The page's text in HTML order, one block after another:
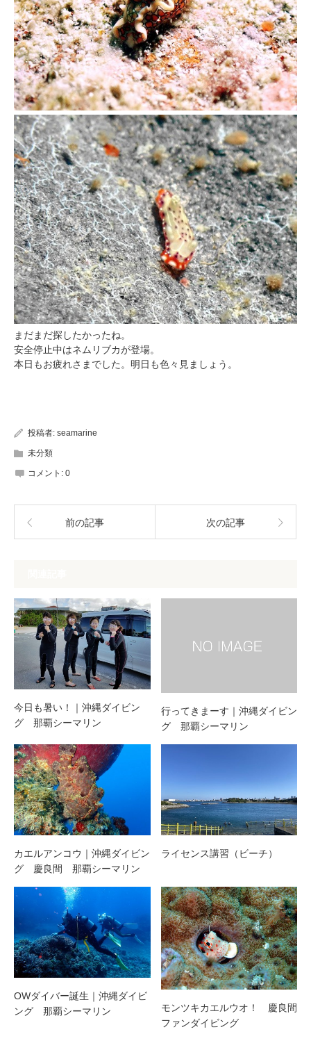
まだまだ探したかったね。
安全停止中はネムリブカが登場。
本日もお疲れさまでした。明日も色々見ましょう。
投稿者: seamarine
未分類
コメント: 0
前の記事 次の記事
今日も暑い！｜沖縄ダイビン
グ 那覇シーマリン
行ってきまーす｜沖縄ダイビン
グ 那覇シーマリン
カエルアンコウ｜沖縄ダイビン
グ 慶良間 那覇シーマリン
ライセンス講習（ビーチ）
OWダイバー誕生｜沖縄ダイビ
ング 那覇シーマリン
モンツキカエルウオ！ 慶良間
ファンダイビング